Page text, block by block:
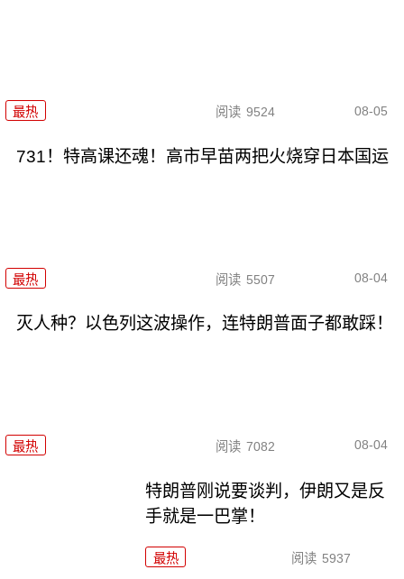
最热 阅读 9524 08-05
731！特高课还魂！高市早苗两把火烧穿日本国运
最热 阅读 5507 08-04
灭人种？以色列这波操作，连特朗普面子都敢踩！
最热 阅读 7082 08-04
特朗普刚说要谈判，伊朗又是反
手就是一巴掌！
最热 阅读 5937